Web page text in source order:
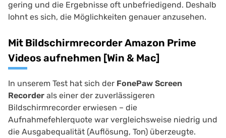
gering und die Ergebnisse oft unbefriedigend. Deshalb
lohnt es sich, die Möglichkeiten genauer anzusehen.
Mit Bildschirmrecorder Amazon Prime
Videos aufnehmen [Win & Mac]
In unserem Test hat sich der FonePaw Screen
Recorder als einer der zuverlässigeren
Bildschirmrecorder erwiesen – die
Aufnahmefehlerquote war vergleichsweise niedrig und
die Ausgabequalität (Auflösung, Ton) überzeugte.